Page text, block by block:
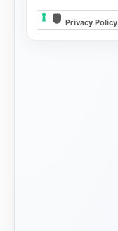
Privacy Policy